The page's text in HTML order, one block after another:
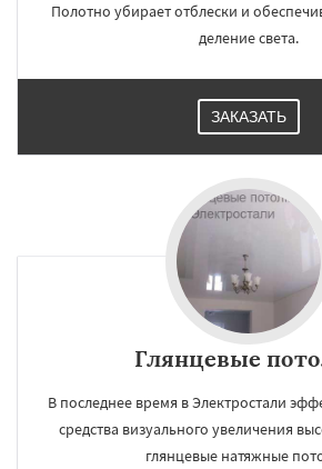
Полотно убирает отблески и
деление света.
ЗАКАЗАТЬ
Глянцевые
В последнее время в Электростали
средства визуального увеличения
глянцевые натяжные